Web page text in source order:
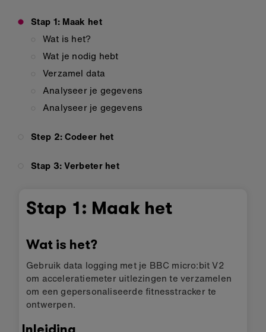
Stap 1: Maak het
Wat is het?
Wat je nodig hebt
Verzamel data
Analyseer je gegevens
Analyseer je gegevens
Step 2: Codeer het
Stap 3: Verbeter het
Stap 1: Maak het
Wat is het?
Gebruik data logging met je BBC micro:bit V2
om acceleratiemeter uitlezingen te verzamelen
om een gepersonaliseerde fitnesstracker te
ontwerpen.